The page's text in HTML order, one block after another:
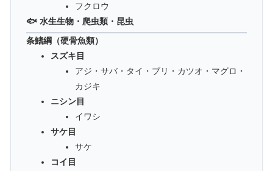
フクロウ
🐟 水生生物・爬虫類・昆虫
条鰭綱（硬骨魚類）
スズキ目
アジ・サバ・タイ・ブリ・カツオ・マグロ・
カジキ
ニシン目
イワシ
サケ目
サケ
コイ目